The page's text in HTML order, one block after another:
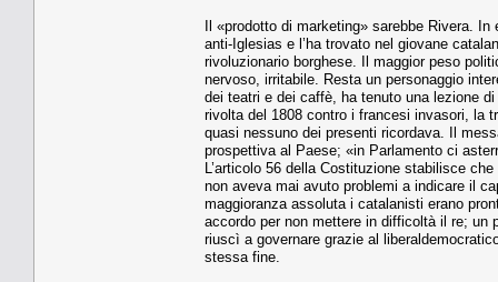
Il «prodotto di marketing» sarebbe Rivera.
anti-Iglesias e l’ha trovato nel giovane
rivoluzionario borghese. Il maggior peso
nervoso, irritabile. Resta un personaggio
dei teatri e dei caffè, ha tenuto una lezione
rivolta del 1808 contro i francesi invasori, la
quasi nessuno dei presenti ricordava. Il
prospettiva al Paese; «in Parlamento ci
L’articolo 56 della Costituzione stabilisce
non aveva mai avuto problemi a indicare il
maggioranza assoluta i catalanisti erano
accordo per non mettere in difficoltà il re; un
riuscì a governare grazie al
stessa fine.